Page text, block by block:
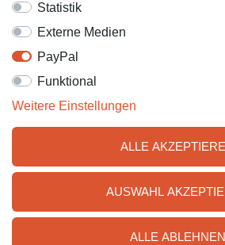
© 2025 Tiervitalshop | Webentwicklung
Statistik
Externe Medien
PayPal
Funktional
Weitere Einstellungen
ALLE
AUSWAHL
ALLE ABLEHNEN